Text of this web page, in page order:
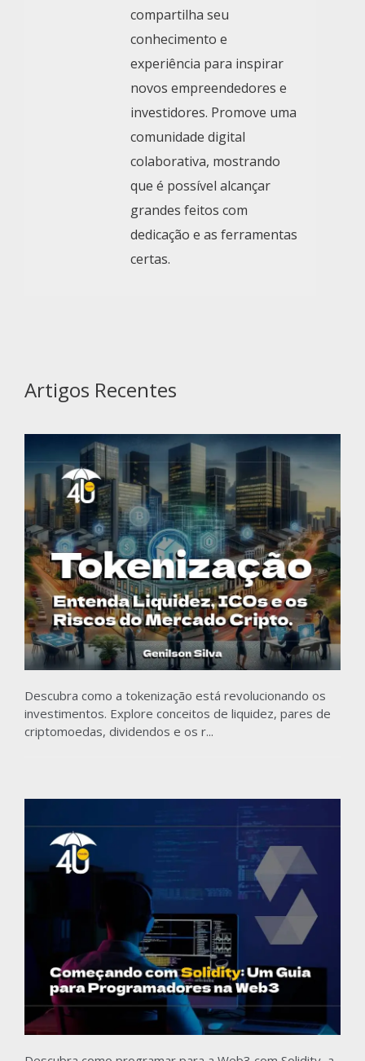
compartilha seu
conhecimento e
experiência para inspirar
novos empreendedores e
investidores. Promove uma
comunidade digital
colaborativa, mostrando
que é possível alcançar
grandes feitos com
dedicação e as ferramentas
certas.
Artigos Recentes
Descubra como a tokenização está revolucionando os
investimentos. Explore conceitos de liquidez, pares de
criptomoedas, dividendos e os r...